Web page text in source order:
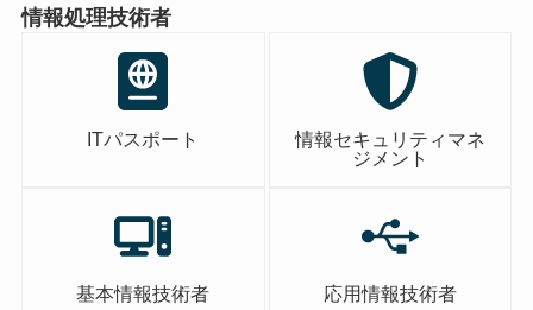
情報処理技術者
ITパスポート
情報セキュリティマネ
ジメント
基本情報技術者 応用情報技術者